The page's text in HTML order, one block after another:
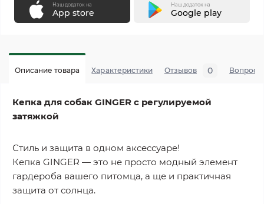
Наш додаток на
App store
Наш додаток на
Google play
Описание товара Характеристики Отзывов 0 Вопросы
Кепка для собак GINGER с регулируемой
затяжкой
Стиль и защита в одном аксессуаре!
Кепка GINGER — это не просто модный элемент
гардероба вашего питомца, а ще и практичная
защита от солнца.